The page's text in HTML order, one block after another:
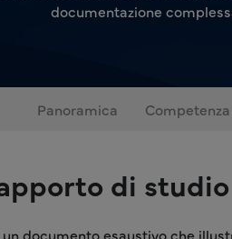
documentazione
Panoramica
di
un documento esaustivo che